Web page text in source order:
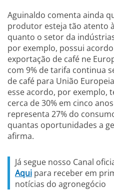
Aguinaldo comenta ainda
produtor esteja tão atento
quanto o setor da
por exemplo, possui
exportação de café ne
com 9% de tarifa continua
de café para União
esse acordo, por exemplo,
cerca de 30% em cinco
representa 27% do
quantas oportunidades a
afirma.
Já segue nosso Canal
Aqui para receber em
notícias do agronegócio